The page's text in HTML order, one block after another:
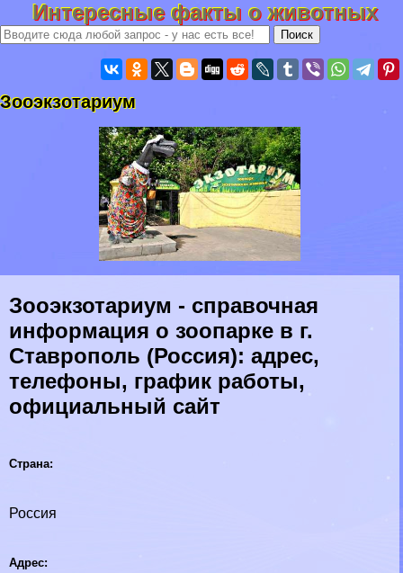
Интересные факты о животных
Зооэкзотариум
Зооэкзотариум - справочная
информация о зоопарке в г.
Ставрополь (Россия): адрес,
телефоны, график работы,
официальный сайт
Страна:
Россия
Адрес: